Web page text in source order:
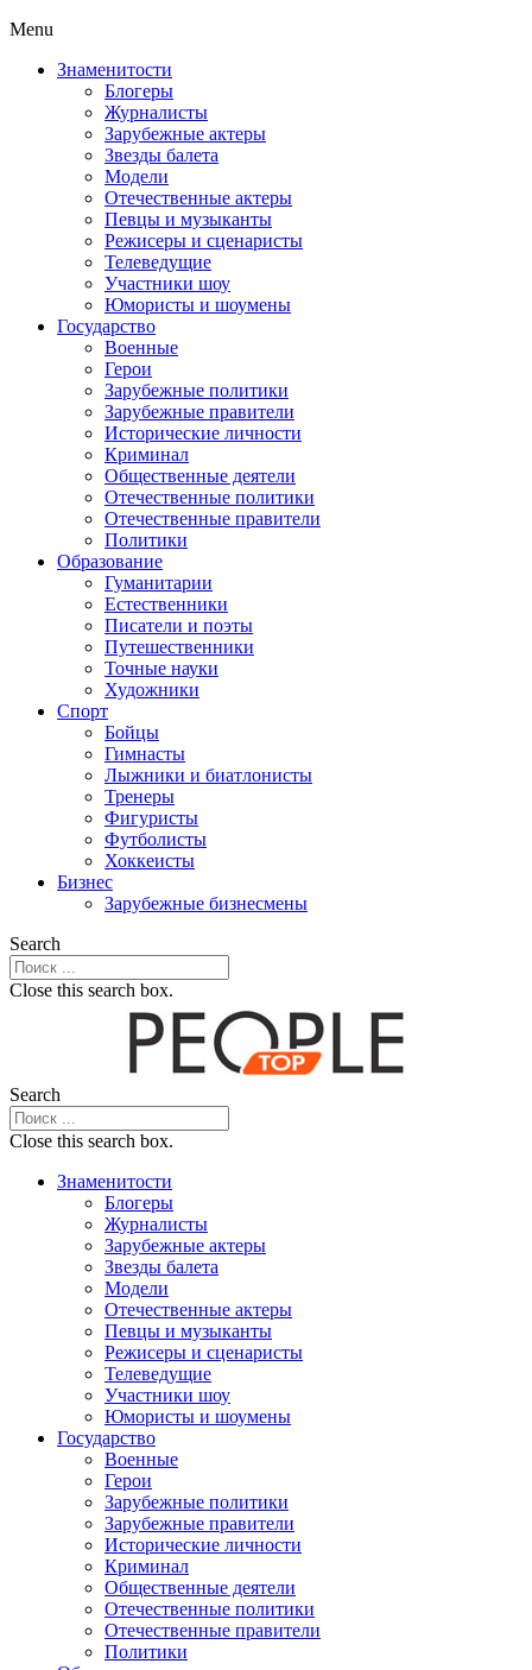
Menu
Знаменитости
Блогеры
Журналисты
Зарубежные актеры
Звезды балета
Модели
Отечественные актеры
Певцы и музыканты
Режисеры и сценаристы
Телеведущие
Участники шоу
Юмористы и шоумены
Государство
Военные
Герои
Зарубежные политики
Зарубежные правители
Исторические личности
Криминал
Общественные деятели
Отечественные политики
Отечественные правители
Политики
Образование
Гуманитарии
Естественники
Писатели и поэты
Путешественники
Точные науки
Художники
Спорт
Бойцы
Гимнасты
Лыжники и биатлонисты
Тренеры
Фигуристы
Футболисты
Хоккеисты
Бизнес
Зарубежные бизнесмены
Search
Close this search box.
Search
Close this search box.
Знаменитости
Блогеры
Журналисты
Зарубежные актеры
Звезды балета
Модели
Отечественные актеры
Певцы и музыканты
Режисеры и сценаристы
Телеведущие
Участники шоу
Юмористы и шоумены
Государство
Военные
Герои
Зарубежные политики
Зарубежные правители
Исторические личности
Криминал
Общественные деятели
Отечественные политики
Отечественные правители
Политики